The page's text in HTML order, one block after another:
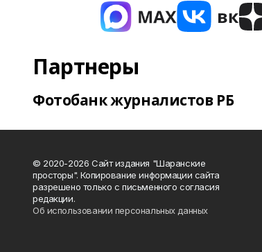
Партнеры
Фотобанк журналистов РБ
© 2020-2026 Сайт издания "Шаранские
просторы". Копирование информации сайта
разрешено только с письменного согласия
редакции.
Об использовании персональных данных